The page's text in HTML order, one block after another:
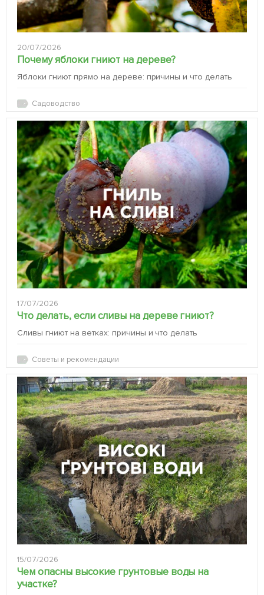
20/07/2026
Почему яблоки гниют на дереве?
Яблоки гниют прямо на дереве: причины и что делать
Садоводство
17/07/2026
Что делать, если сливы на дереве гниют?
Сливы гниют на ветках: причины и что делать
Советы и рекомендации
15/07/2026
Чем опасны высокие грунтовые воды на
участке?